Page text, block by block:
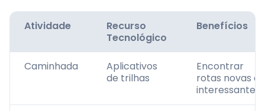
Atividade
Recurso
Tecnológico
Benefícios
Caminhada
Aplicativos
de trilhas
Encontrar
rotas novas e
interessantes